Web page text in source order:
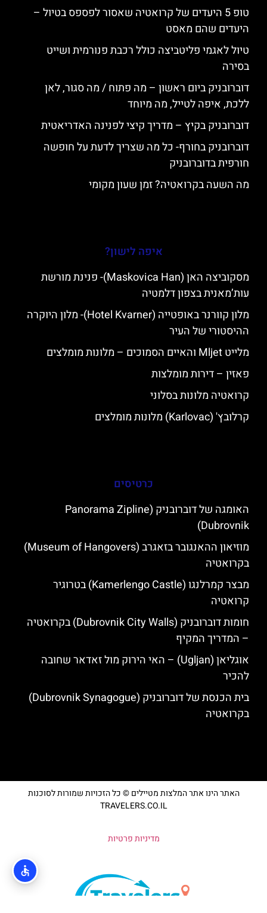
טופ 5 היעדים של קרואטיה שאסור לפספס בטיול –
היעדים שהם מאסט
טיול לאגמי פליטביצה כולל רכבת פנורמית ושייט
בסירה
דוברובניק ביום ראשון – מה פתוח / מה סגור, לאן
ללכת, איפה לטייל, מה מיוחד
דוברובניק בקיץ – מדריך קיצי לפנינה האדריאטית
דוברובניק בחורף- כל מה שצריך לדעת על חופשה
חורפית בדוברובניק
מה השעה בקרואטיה? זמן שעון מקומי
איפה לישון?
מסקוביצה האן (Maskovica Han)- פנינת מורשת
עות’מאנית בצפון דלמטיה
מלון קוורנר באופטייה (Hotel Kvarner)- מלון היוקרה
ההיסטורי של העיר
מלייט Mljet והאיים הסמוכים – מלונות מומלצים
פאזין – דירות מומלצות
קרואטיה מלונות בסלוני
קרלובץ' (Karlovac) מלונות מומלצים
כרטיסים
האומגה של דוברובניק (Panorama Zipline
Dubrovnik)
מוזיאון ההאנגובר בזאגרב (Museum of Hangovers)
בקרואטיה
מבצר קמרלנגו (Kamerlengo Castle) בטרוגיר
קרואטיה
חומות דוברובניק (Dubrovnik City Walls) בקרואטיה
– המדריך המקיף
אוגליאן (Ugljan) – האי הירוק מול זאדאר שחובה
להכיר
בית הכנסת של דוברובניק (Dubrovnik Synagogue)
בקרואטיה
האתר הינו אתר המלצות מטיילים © כל הזכויות שמורות לסוכנות
TRAVELERS.CO.IL
מדיניות פרטיות